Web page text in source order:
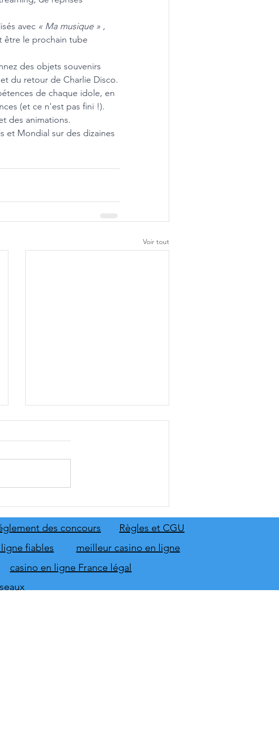
avec « Ma musique » ,
le prochain tube
des objets souvenirs
du retour de Charlie Disco.
de chaque idole, en
(et ce n'est pas fini !).
des animations.
et Mondial sur des dizaines
Voir tout
Smart Board 1150 et le Smart
Terminal ST-1150
Règles et CGU
des concours
meilleur casino en ligne
fiables
casino en ligne France légal